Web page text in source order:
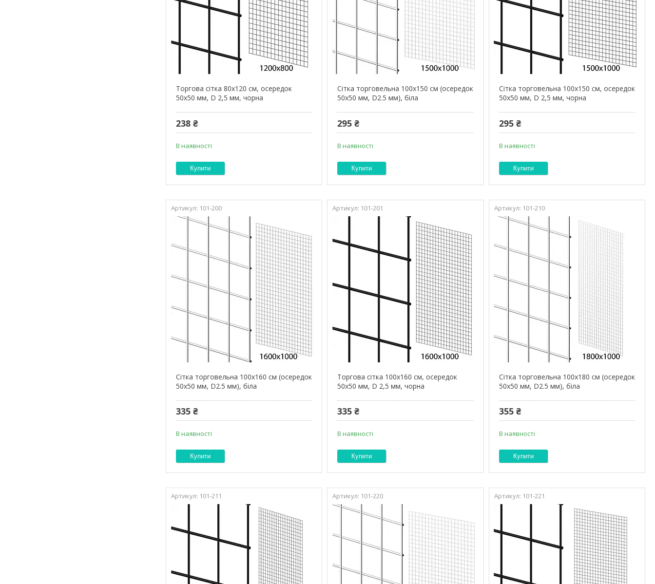
Торгова сітка 80х120 см, осередок
50х50 мм, D 2,5 мм, чорна
238 ₴
В наявності
Купити
Сітка торговельна 100х150 см (осередок
50х50 мм, D2.5 мм), біла
295 ₴
В наявності
Купити
Сітка торговельна 100х150 см, осередок
50х50 мм, D 2,5 мм, чорна
295 ₴
В наявності
Купити
101-200
Сітка торговельна 100х160 см (осередок
50х50 мм, D2.5 мм), біла
335 ₴
В наявності
Купити
101-201
Торгова сітка 100х160 см, осередок
50х50 мм, D 2,5 мм, чорна
335 ₴
В наявності
Купити
101-210
Сітка торговельна 100х180 см (осередок
50х50 мм, D2.5 мм), біла
355 ₴
В наявності
Купити
101-211 101-220 101-221